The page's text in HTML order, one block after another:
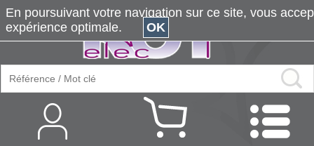
En poursuivant votre navigation sur ce site, vous
expérience optimale.
OK